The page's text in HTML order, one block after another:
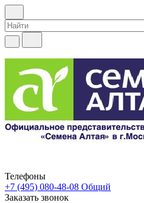
Телефоны
+7 (495) 080-48-08 Общий
Заказать звонок